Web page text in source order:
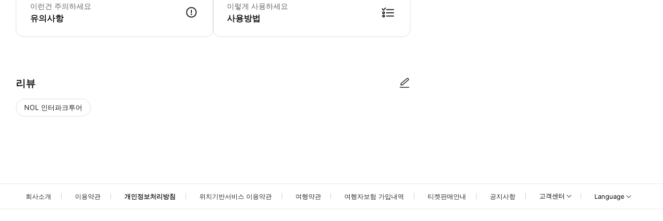
이런건 주의하세요
유의사항
이렇게 사용하세요
사용방법
리뷰
NOL 인터파크투어
회사소개 이용약관 개인정보처리방침 위치기반서비스 이용약관 여행약관 여행자보험 가입내역 티켓판매안내 공지사항 고객센터 Language